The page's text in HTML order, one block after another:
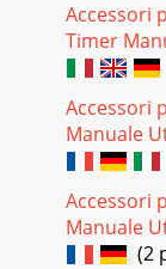
Accessori
Timer
Accessori
Manuale
Accessori
Manuale
(2